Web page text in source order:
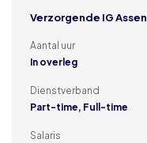
Verzorgende IG Assen
Aantal uur
In overleg
Dienstverband
Part-time, Full-time
Salaris